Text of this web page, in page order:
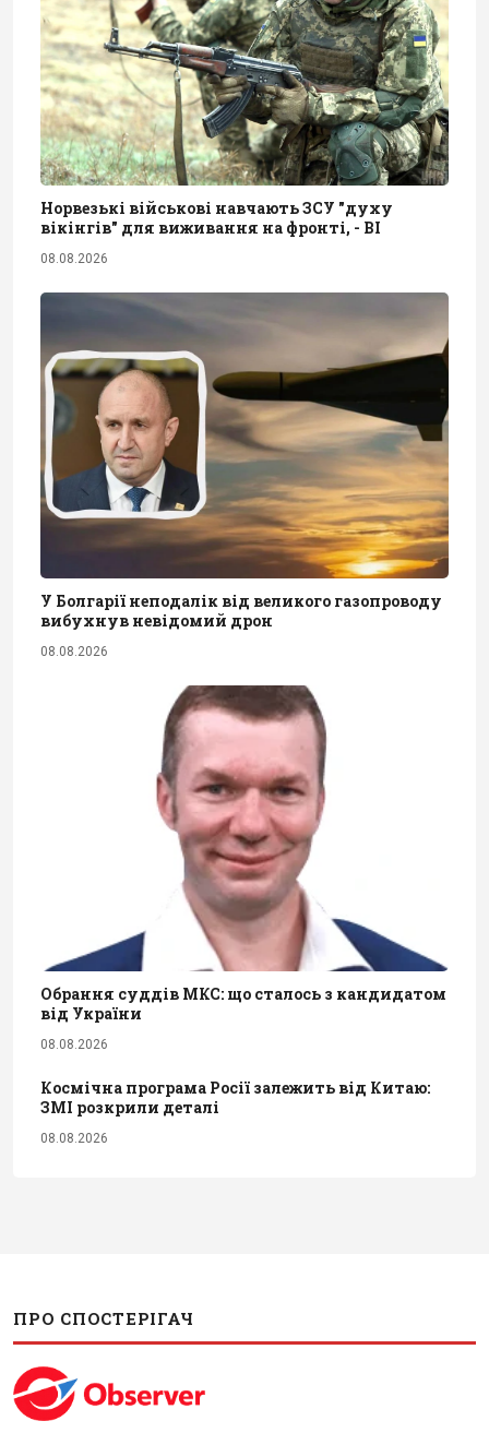
Норвезькі військові навчають ЗСУ "духу
вікінгів" для виживання на фронті, - BI
08.08.2026
У Болгарії неподалік від великого газопроводу
вибухнув невідомий дрон
08.08.2026
Обрання суддів МКС: що сталось з кандидатом
від України
08.08.2026
Космічна програма Росії залежить від Китаю:
ЗМІ розкрили деталі
08.08.2026
ПРО СПОСТЕРІГАЧ